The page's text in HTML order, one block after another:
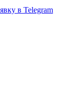
в Telegram